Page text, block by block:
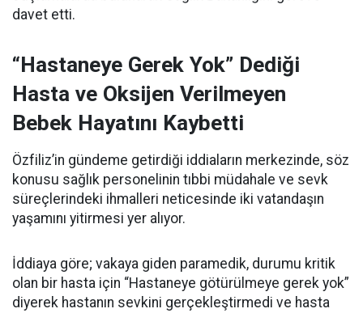
davet etti.
“Hastaneye Gerek Yok” Dediği
Hasta ve Oksijen Verilmeyen
Bebek Hayatını Kaybetti
Özfiliz’in gündeme getirdiği iddiaların merkezinde, söz
konusu sağlık personelinin tıbbi müdahale ve sevk
süreçlerindeki ihmalleri neticesinde iki vatandaşın
yaşamını yitirmesi yer alıyor.
İddiaya göre; vakaya giden paramedik, durumu kritik
olan bir hasta için “Hastaneye götürülmeye gerek yok”
diyerek hastanın sevkini gerçekleştirmedi ve hasta